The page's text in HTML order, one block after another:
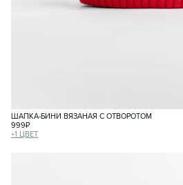
ШАПКА-БИНИ ВЯЗАНАЯ С ОТВОРОТОМ
999₽
+1 ЦВЕТ